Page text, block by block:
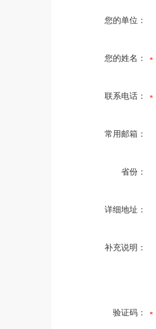
您的单位：
您的姓名：
联系电话：
常用邮箱：
省份：
详细地址：
补充说明：
验证码：